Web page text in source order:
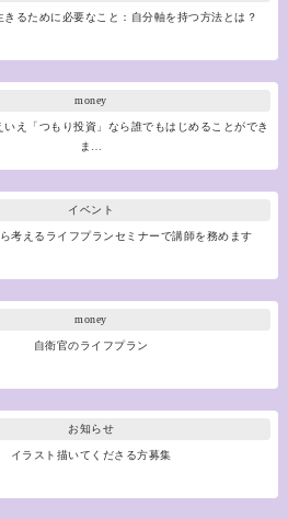
きるために必要なこと：自分軸を持つ方法とは？
money
いえ「つもり投資」なら誰でもはじめることができ
ま…
イベント
考えるライフプランセミナーで講師を務めます
money
自衛官のライフプラン
お知らせ
イラスト描いてくださる方募集